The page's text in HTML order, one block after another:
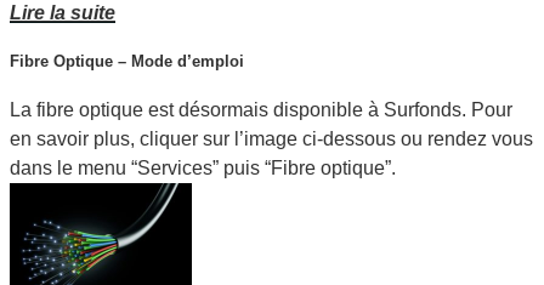
Lire la suite
Fibre Optique – Mode d’emploi
La fibre optique est désormais disponible à Surfonds. Pour
en savoir plus, cliquer sur l’image ci-dessous ou rendez vous
dans le menu “Services” puis “Fibre optique”.